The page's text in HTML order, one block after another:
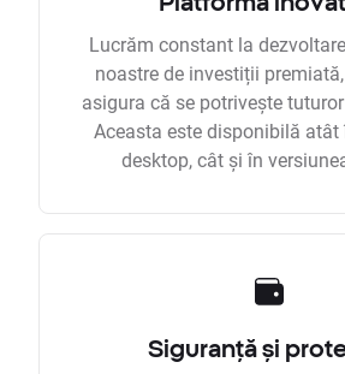
Lucrăm constant la
noastre de investiții
asigura că se potrivește
Aceasta este disponibilă atât
desktop, cât și în
Siguranță și